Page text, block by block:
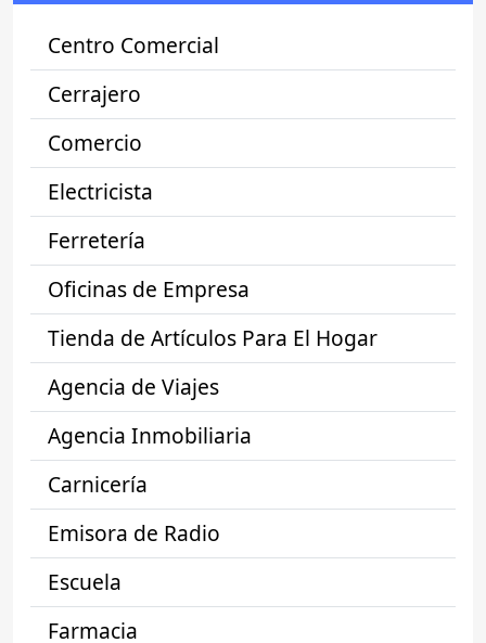
Centro Comercial
Cerrajero
Comercio
Electricista
Ferretería
Oficinas de Empresa
Tienda de Artículos Para El Hogar
Agencia de Viajes
Agencia Inmobiliaria
Carnicería
Emisora de Radio
Escuela
Farmacia